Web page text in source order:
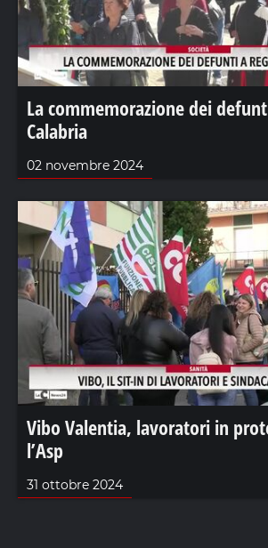
La commemorazione dei
Calabria
02 novembre 2024
Vibo Valentia, lavoratori in
l’Asp
31 ottobre 2024